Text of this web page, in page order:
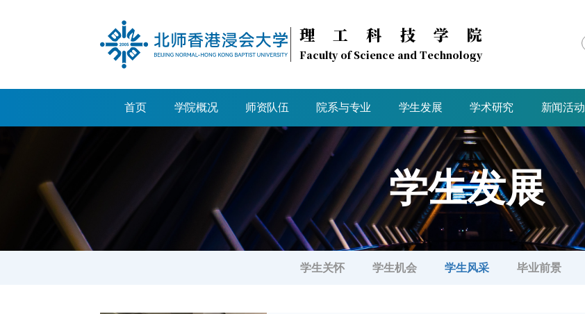
理工科技学院
Faculty of Science and Technology
首页 学院概况 师资队伍 院系与专业 学生发展 学术研究 新闻活动
学生发展
学生关怀 学生机会 学生风采 毕业前景